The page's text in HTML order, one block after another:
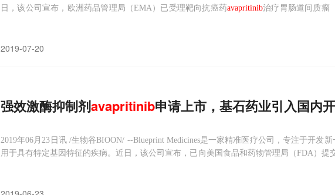
日，该公司宣布，欧洲药品管理局（EMA）已受理靶向抗癌药avapritinib治疗胃肠道间质瘤
2019-07-20
强效激酶抑制剂avapritinib申请上市，基石药业引入国内
2019年06月23日讯 /生物谷BIOON/ --Blueprint Medicines是一家精准医疗公司，专注于开发
用于具有特定基因特征的疾病。近日，该公司宣布，已向美国食品和药物管理局（FDA）提